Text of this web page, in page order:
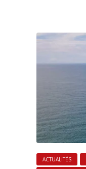
ACTUALITÉS